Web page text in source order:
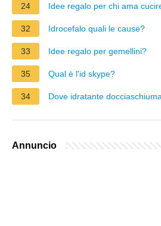
24 Idee regalo per chi ama
32 Idrocefalo quali le cause?
33 Idee regalo per gemellini?
35 Qual è l'id skype?
34 Dove idratante
Annuncio